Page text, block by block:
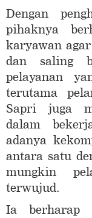
Dengan
pihaknya
karyawan
dan saling
pelayanan
terutama
Sapri juga
dalam
adanya
antara satu
mungkin
terwujud.
Ia berharap